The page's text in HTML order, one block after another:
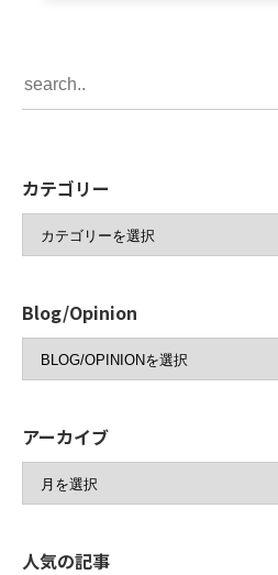
カテゴリー
Blog/Opinion
アーカイブ
人気の記事